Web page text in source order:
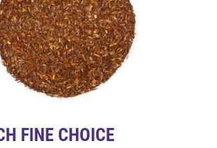
FINE CHOICE